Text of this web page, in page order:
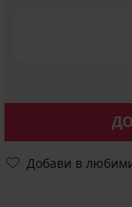
Добави в